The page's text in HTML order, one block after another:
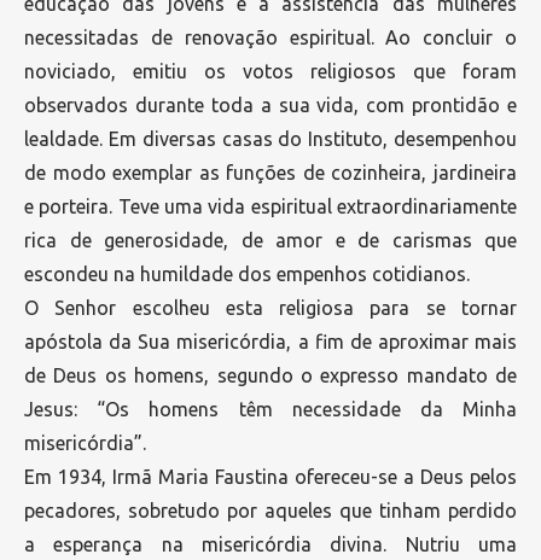
necessitadas de renovação espiritual. Ao concluir o
noviciado, emitiu os votos religiosos que foram
observados durante toda a sua vida, com prontidão e
lealdade. Em diversas casas do Instituto, desempenhou
de modo exemplar as funções de cozinheira, jardineira
e porteira. Teve uma vida espiritual extraordinariamente
rica de generosidade, de amor e de carismas que
escondeu na humildade dos empenhos cotidianos.
O Senhor escolheu esta religiosa para se tornar
apóstola da Sua misericórdia, a fim de aproximar mais
de Deus os homens, segundo o expresso mandato de
Jesus: “Os homens têm necessidade da Minha
misericórdia”.
Em 1934, Irmã Maria Faustina ofereceu-se a Deus pelos
pecadores, sobretudo por aqueles que tinham perdido
a esperança na misericórdia divina. Nutriu uma